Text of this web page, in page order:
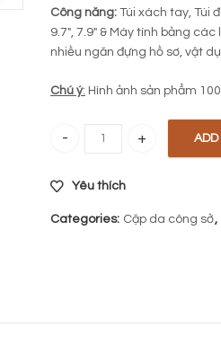
Công năng: Túi xách tay, Túi
9.7″, 7.9″ & Máy tính bảng
nhiều ngăn đựng hồ sơ, vật
Chú ý: Hình ảnh sản phẩm
Cặp da công sở da thật 379
ADD
Yêu thích
Categories: Cặp da công sở,